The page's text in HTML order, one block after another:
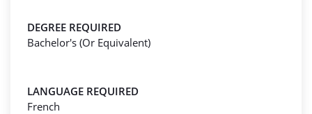
DEGREE REQUIRED
Bachelor's (Or Equivalent)
LANGUAGE REQUIRED
French